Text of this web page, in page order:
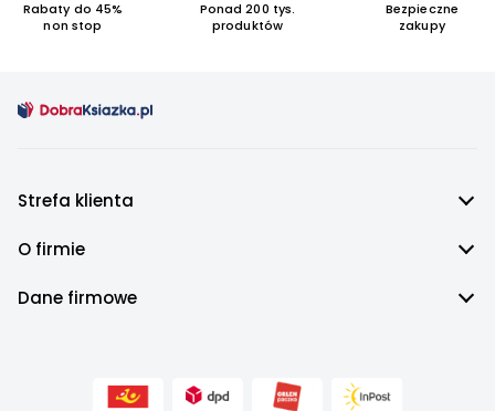
Rabaty do 45%
non stop
Ponad 200 tys.
produktów
Bezpieczne
zakupy
Strefa klienta
O firmie
Dane firmowe